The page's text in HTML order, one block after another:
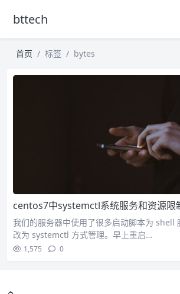
bttech
首页 标签 bytes
centos7中systemctl系统服务和资源限
我们的服务器中使用了很多启动脚本为 shell
改为 systemctl 方式管理。早上重启…
1,575 0